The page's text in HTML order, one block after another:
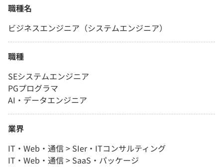
職種名
ビジネスエンジニア（システムエンジニア）
職種
SEシステムエンジニア
PGプログラマ
AI・データエンジニア
業界
IT・Web・通信 > SIer・ITコンサルティング
IT・Web・通信 > SaaS・パッケージ